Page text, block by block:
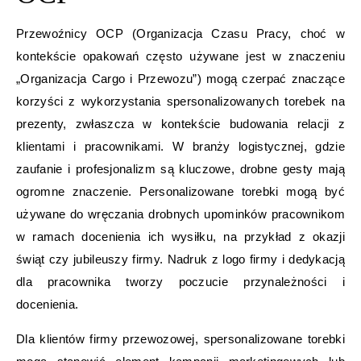
Przewoźnicy OCP (Organizacja Czasu Pracy, choć w
kontekście opakowań często używane jest w znaczeniu
„Organizacja Cargo i Przewozu”) mogą czerpać znaczące
korzyści z wykorzystania spersonalizowanych torebek na
prezenty, zwłaszcza w kontekście budowania relacji z
klientami i pracownikami. W branży logistycznej, gdzie
zaufanie i profesjonalizm są kluczowe, drobne gesty mają
ogromne znaczenie. Personalizowane torebki mogą być
używane do wręczania drobnych upominków pracownikom
w ramach docenienia ich wysiłku, na przykład z okazji
świąt czy jubileuszy firmy. Nadruk z logo firmy i dedykacją
dla pracownika tworzy poczucie przynależności i
docenienia.
Dla klientów firmy przewozowej, spersonalizowane torebki